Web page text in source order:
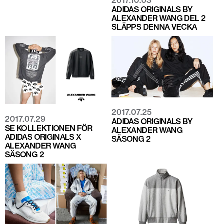
ADIDAS ORIGINALS BY
ALEXANDER WANG DEL 2
SLÄPPS DENNA VECKA
2017.07.29
SE KOLLEKTIONEN FÖR
ADIDAS ORIGINALS X
ALEXANDER WANG
SÄSONG 2
2017.07.25
ADIDAS ORIGINALS BY
ALEXANDER WANG
SÄSONG 2